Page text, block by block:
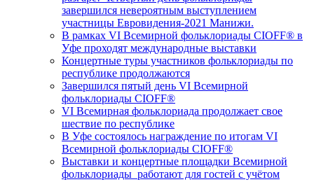
завершился невероятным выступлением
участницы Евровидения-2021 Манижи.
В рамках VI Всемирной фольклориады CIOFF®️ в
Уфе проходят международные выставки
Концертные туры участников фольклориады по
республике продолжаются
Завершился пятый день VI Всемирной
фольклориады CIOFF®️
VI Всемирная фольклориада продолжает свое
шествие по республике
В Уфе состоялось награждение по итогам VI
Всемирной фольклориады CIOFF®️
Выставки и концертные площадки Всемирной
фольклориады работают для гостей с учётом